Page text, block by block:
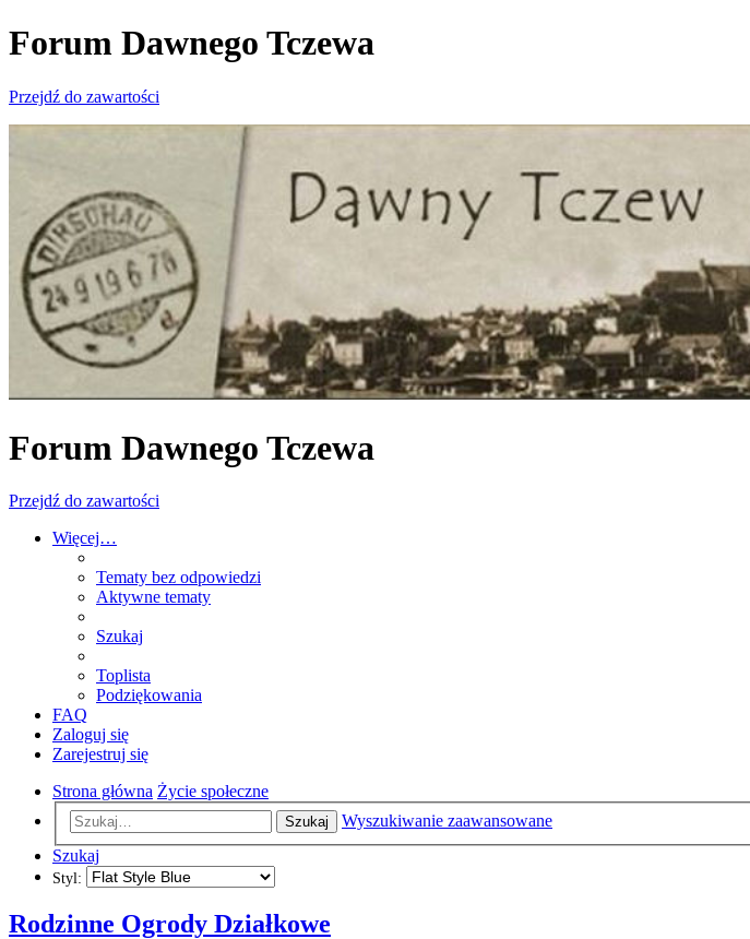
Forum Dawnego Tczewa
Przejdź do zawartości
Forum Dawnego Tczewa
Przejdź do zawartości
Więcej…
Tematy bez odpowiedzi
Aktywne tematy
Szukaj
Toplista
Podziękowania
FAQ
Zaloguj się
Zarejestruj się
Strona główna Życie społeczne
Szukaj
Wyszukiwanie zaawansowane
Szukaj
Styl:
Rodzinne Ogrody Działkowe